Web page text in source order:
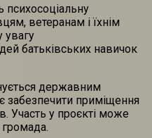
психосоціальну
ветеранам і їхнім
батьківських навичок
державним
забезпечити приміщення
Участь у проєкті може
громада.